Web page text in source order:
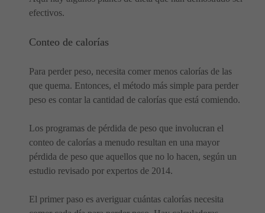
efectivos.
Conteo de calorías
Para perder peso, necesita comer menos calorías de las
que quema. Entonces, el método más simple para perder
peso es contar la cantidad de calorías que está comiendo.
Los programas de pérdida de peso que involucran el
conteo de calorías a menudo resultan en una mayor
pérdida de peso que aquellos que no lo hacen, según un
estudio revisado por expertos de 2014.
El primer paso es averiguar cuántas calorías necesita